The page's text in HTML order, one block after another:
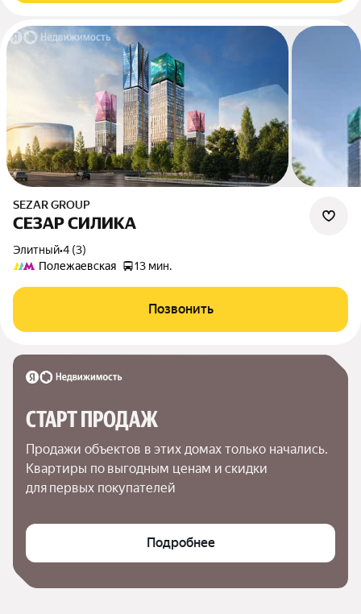
SEZAR GROUP
СЕЗАР СИЛИКА
элитный•4 (3)
Полежаевская
13 мин.
Позвонить
СТАРТ ПРОДАЖ
Продажи объектов в этих домах только начались.
Квартиры по выгодным ценам и скидки
для первых покупателей
Подробнее